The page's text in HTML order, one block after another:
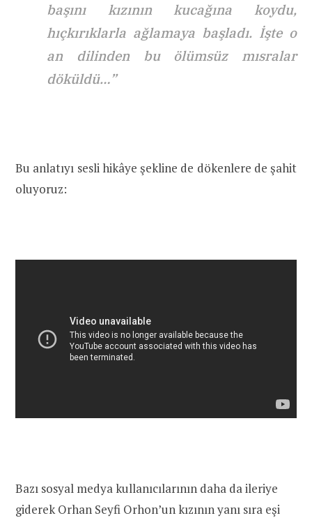
başını kızının kucağına koydu,
hıçkırıklarla ağlamaya başladı. İşte o
an dilinden bu ölümsüz mısralar
döküldü…”
Bu anlatıyı sesli hikâye şekline de dökenlere de şahit
oluyoruz:
Bazı sosyal medya kullanıcılarının daha da ileriye
giderek Orhan Seyfi Orhon’un kızının yanı sıra eşi